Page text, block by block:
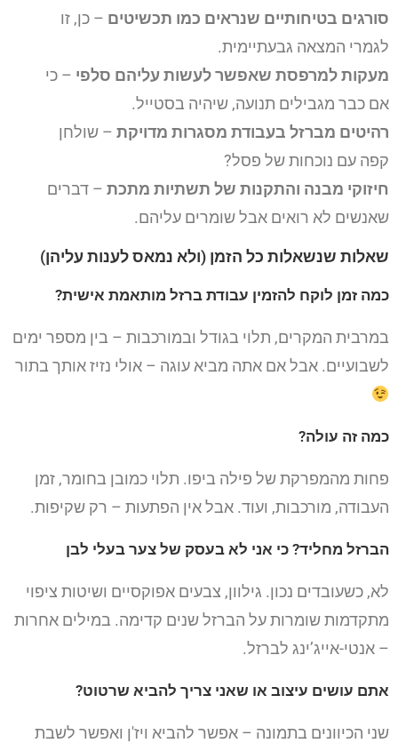
סורגים בטיחותיים שנראים כמו תכשיטים – כן, זו
לגמרי המצאה גבעתיימית.
מעקות למרפסת שאפשר לעשות עליהם סלפי – כי
אם כבר מגבילים תנועה, שיהיה בסטייל.
רהיטים מברזל בעבודת מסגרות מדויקת – שולחן
קפה עם נוכחות של פסל?
חיזוקי מבנה והתקנות של תשתיות מתכת – דברים
שאנשים לא רואים אבל שומרים עליהם.
שאלות שנשאלות כל הזמן (ולא נמאס לענות עליהן)
כמה זמן לוקח להזמין עבודת ברזל מותאמת אישית?
במרבית המקרים, תלוי בגודל ובמורכבות – בין מספר ימים
לשבועיים. אבל אם אתה מביא עוגה – אולי נזיז אותך בתור
כמה זה עולה?
פחות מהמפרקת של פילה ביפו. תלוי כמובן בחומר, זמן
העבודה, מורכבות, ועוד. אבל אין הפתעות – רק שקיפות.
הברזל מחליד? כי אני לא בעסק של צער בעלי לבן
לא, כשעובדים נכון. גילוון, צבעים אפוקסיים ושיטות ציפוי
מתקדמות שומרות על הברזל שנים קדימה. במילים אחרות
– אנטי-אייג’ינג לברזל.
אתם עושים עיצוב או שאני צריך להביא שרטוט?
שני הכיוונים בתמונה – אפשר להביא ויז'ן ואפשר לשבת